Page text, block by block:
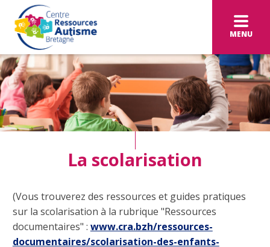
MENU
La scolarisation
(Vous trouverez des ressources et guides pratiques
sur la scolarisation à la rubrique "Ressources
documentaires" : www.cra.bzh/ressources-
documentaires/scolarisation-des-enfants-